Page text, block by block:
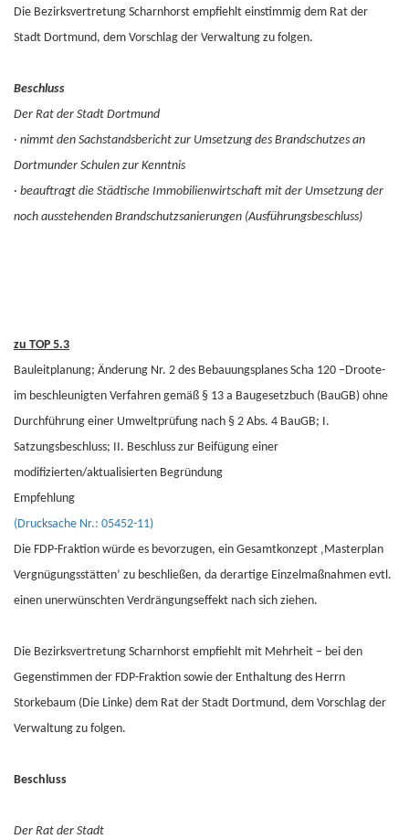
Die Bezirksvertretung Scharnhorst empfiehlt einstimmig dem Rat der
Stadt Dortmund, dem Vorschlag der Verwaltung zu folgen.
Beschluss
Der Rat der Stadt Dortmund
· nimmt den Sachstandsbericht zur Umsetzung des Brandschutzes an
Dortmunder Schulen zur Kenntnis
· beauftragt die Städtische Immobilienwirtschaft mit der Umsetzung der
noch ausstehenden Brandschutzsanierungen (Ausführungsbeschluss)
zu TOP 5.3
Bauleitplanung; Änderung Nr. 2 des Bebauungsplanes Scha 120 –Droote-
im beschleunigten Verfahren gemäß § 13 a Baugesetzbuch (BauGB) ohne
Durchführung einer Umweltprüfung nach § 2 Abs. 4 BauGB; I.
Satzungsbeschluss; II. Beschluss zur Beifügung einer
modifizierten/aktualisierten Begründung
Empfehlung
(Drucksache Nr.: 05452-11)
Die FDP-Fraktion würde es bevorzugen, ein Gesamtkonzept ‚Masterplan
Vergnügungsstätten’ zu beschließen, da derartige Einzelmaßnahmen evtl.
einen unerwünschten Verdrängungseffekt nach sich ziehen.
Die Bezirksvertretung Scharnhorst empfiehlt mit Mehrheit – bei den
Gegenstimmen der FDP-Fraktion sowie der Enthaltung des Herrn
Storkebaum (Die Linke) dem Rat der Stadt Dortmund, dem Vorschlag der
Verwaltung zu folgen.
Beschluss
Der Rat der Stadt